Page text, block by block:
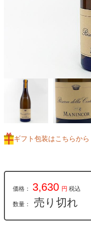
ギフト包装はこちらから
価格： 3,630 円 税込
数量： 売り切れ